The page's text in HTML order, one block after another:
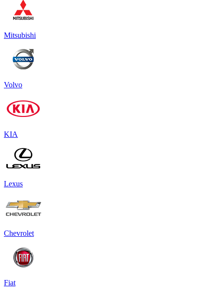
Mitsubishi
Volvo
KIA
Lexus
Chevrolet
Fiat